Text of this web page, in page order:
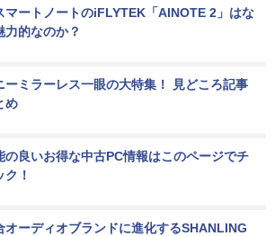
マートノートのiFLYTEK「AINOTE 2」はな
力的なのか？
ーミラーレス一眼の大特集！ 見どころ記事
め
の良いお得な中古PC情報はこのページでチ
ク！
オーディオブランドに進化するSHANLING